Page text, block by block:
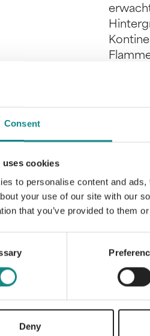
Consent
uses cookies
to personalise content and
your use of our site with our
that you’ve provided to them
Deny